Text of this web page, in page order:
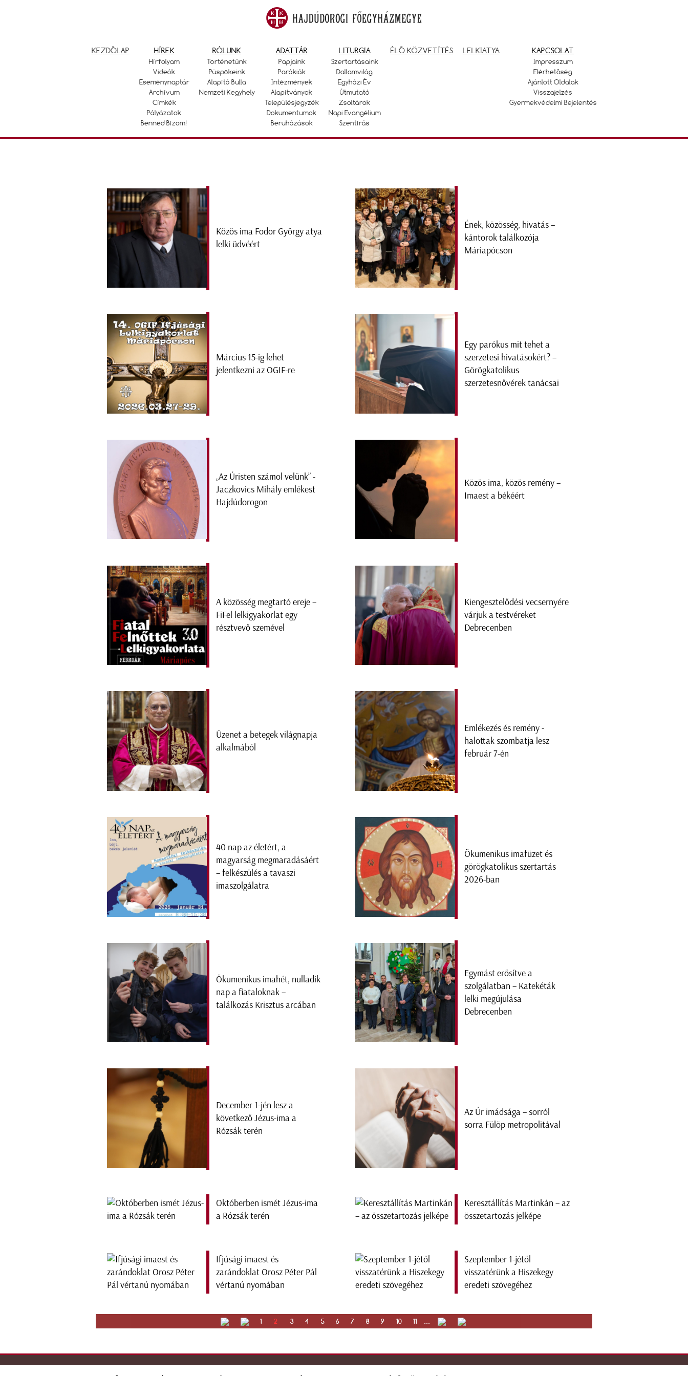
KEZDŐLAP HÍREK
Hírfolyam
Videók
Eseménynaptár
Archívum
Címkék
Pályázatok
Benned Bízom!
RÓLUNK
Történetünk
Püspökeink
Alapító Bulla
Nemzeti Kegyhely
ADATTÁR
Papjaink
Parókiák
Intézmények
Alapítványok
Településjegyzék
Dokumentumok
Beruházások
LITURGIA
Szertartásaink
Dallamvilág
Egyházi Év
Útmutató
Zsoltárok
Napi Evangélium
Szentírás
ÉLŐ KÖZVETÍTÉS LELKIATYA KAPCSOLAT
Impresszum
Elérhetőség
Ajánlott Oldalak
Visszajelzés
Gyermekvédelmi Bejelentés
Közös ima Fodor György atya
lelki üdvéért
Ének, közösség, hivatás –
kántorok találkozója
Máriapócson
Március 15-ig lehet
jelentkezni az OGIF-re
Egy parókus mit tehet a
szerzetesi hivatásokért? –
Görögkatolikus
szerzetesnővérek tanácsai
„Az Úristen számol velünk” -
Jaczkovics Mihály emlékest
Hajdúdorogon
Közös ima, közös remény –
Imaest a békéért
A közösség megtartó ereje –
FiFel lelkigyakorlat egy
résztvevő szemével
Kiengesztelődési vecsernyére
várjuk a testvéreket
Debrecenben
Üzenet a betegek világnapja
alkalmából
Emlékezés és remény -
halottak szombatja lesz
február 7-én
40 nap az életért, a
magyarság megmaradásáért
– felkészülés a tavaszi
imaszolgálatra
Ökumenikus imafüzet és
görögkatolikus szertartás
2026-ban
Ökumenikus imahét, nulladik
nap a fiataloknak –
találkozás Krisztus arcában
Egymást erősítve a
szolgálatban – Katekéták
lelki megújulása
Debrecenben
December 1-jén lesz a
következő Jézus-ima a
Rózsák terén
Az Úr imádsága – sorról
sorra Fülöp metropolitával
Októberben ismét Jézus-ima
a Rózsák terén
Keresztállítás Martinkán – az
összetartozás jelképe
Ifjúsági imaest és
zarándoklat Orosz Péter Pál
vértanú nyomában
Szeptember 1-jétől
visszatérünk a Hiszekegy
eredeti szövegéhez
1 2 3 4 5 6 7 8 9 10 11 ...